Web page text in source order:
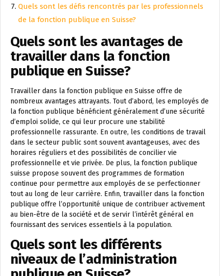
Quels sont les défis rencontrés par les professionnels
de la fonction publique en Suisse?
Quels sont les avantages de
travailler dans la fonction
publique en Suisse?
Travailler dans la fonction publique en Suisse offre de
nombreux avantages attrayants. Tout d’abord, les employés de
la fonction publique bénéficient généralement d’une sécurité
d’emploi solide, ce qui leur procure une stabilité
professionnelle rassurante. En outre, les conditions de travail
dans le secteur public sont souvent avantageuses, avec des
horaires réguliers et des possibilités de concilier vie
professionnelle et vie privée. De plus, la fonction publique
suisse propose souvent des programmes de formation
continue pour permettre aux employés de se perfectionner
tout au long de leur carrière. Enfin, travailler dans la fonction
publique offre l’opportunité unique de contribuer activement
au bien-être de la société et de servir l’intérêt général en
fournissant des services essentiels à la population.
Quels sont les différents
niveaux de l’administration